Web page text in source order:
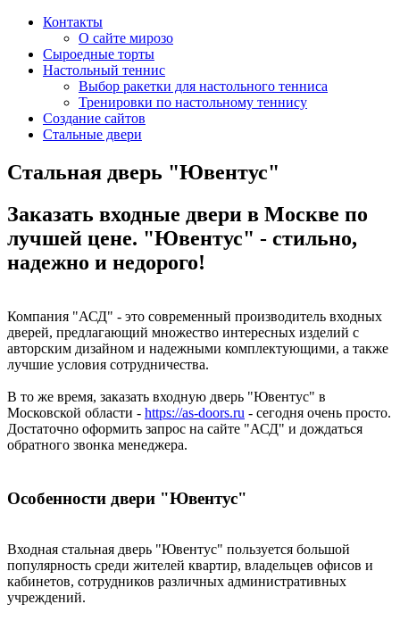
Контакты
О сайте мирозо
Сыроедные торты
Настольный теннис
Выбор ракетки для настольного тенниса
Тренировки по настольному теннису
Создание сайтов
Стальные двери
Стальная дверь "Ювентус"
Заказать входные двери в Москве по
лучшей цене. "Ювентус" - стильно,
надежно и недорого!
Компания "АСД" - это современный производитель входных
дверей, предлагающий множество интересных изделий с
авторским дизайном и надежными комплектующими, а также
лучшие условия сотрудничества.
В то же время, заказать входную дверь "Ювентус" в
Московской области - https://as-doors.ru - сегодня очень просто.
Достаточно оформить запрос на сайте "АСД" и дождаться
обратного звонка менеджера.
Особенности двери "Ювентус"
Входная стальная дверь "Ювентус" пользуется большой
популярность среди жителей квартир, владельцев офисов и
кабинетов, сотрудников различных административных
учреждений.